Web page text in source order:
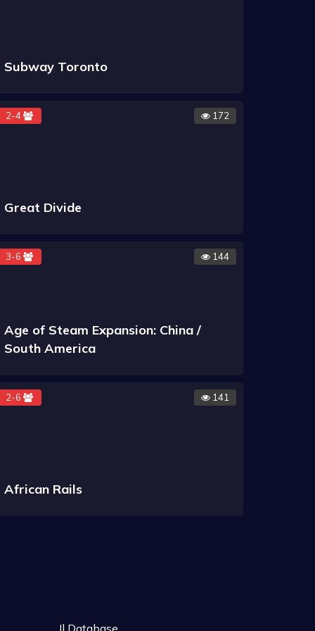
Subway Toronto
2-4 172
Great Divide
3-6 144
Age of Steam Expansion: China /
South America
2-6 141
African Rails
Il Database